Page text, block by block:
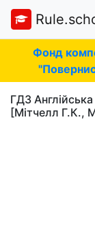
Фонд
ГДЗ
[Мітчелл Г.К.,